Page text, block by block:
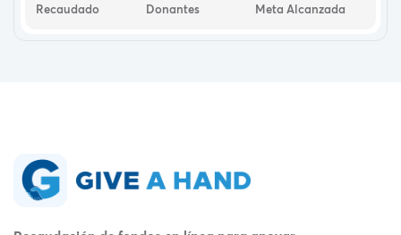
Recaudado
Donantes
Meta Alcanzada